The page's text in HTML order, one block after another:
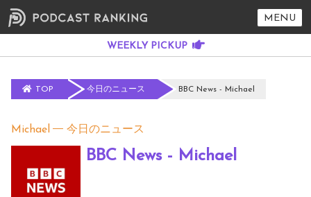
MENU
TOP 今日のニュース BBC News - Michael
Michael 今日のニュース
BBC News - Michael